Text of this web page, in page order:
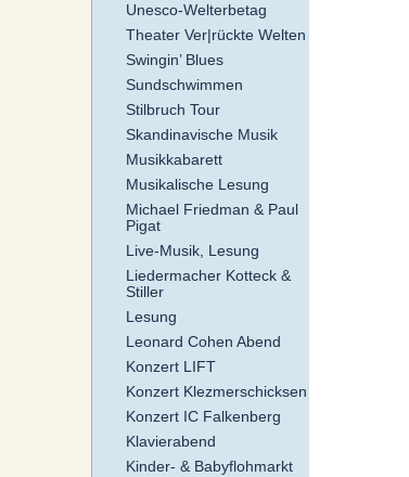
Unesco-Welterbetag
Theater Ver|rückte Welten
Swingin’ Blues
Sundschwimmen
Stilbruch Tour
Skandinavische Musik
Musikkabarett
Musikalische Lesung
Michael Friedman & Paul
Pigat
Live-Musik, Lesung
Liedermacher Kotteck &
Stiller
Lesung
Leonard Cohen Abend
Konzert LIFT
Konzert Klezmerschicksen
Konzert IC Falkenberg
Klavierabend
Kinder- & Babyflohmarkt